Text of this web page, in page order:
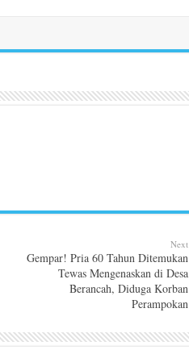
Next
Gempar! Pria 60 Tahun Ditemukan
Tewas Mengenaskan di Desa
Berancah, Diduga Korban
Perampokan